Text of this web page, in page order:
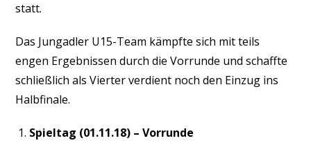
statt.
Das Jungadler U15-Team kämpfte sich mit teils
engen Ergebnissen durch die Vorrunde und schaffte
schließlich als Vierter verdient noch den Einzug ins
Halbfinale.
Spieltag (01.11.18) – Vorrunde